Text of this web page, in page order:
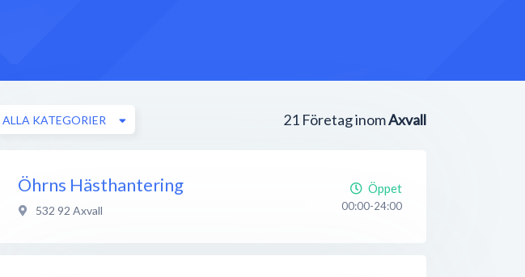
21 Företag inomAxvall
ALLA KATEGORIER
Öhrns Hästhantering
532 92 Axvall
Öppet
00:00-24:00